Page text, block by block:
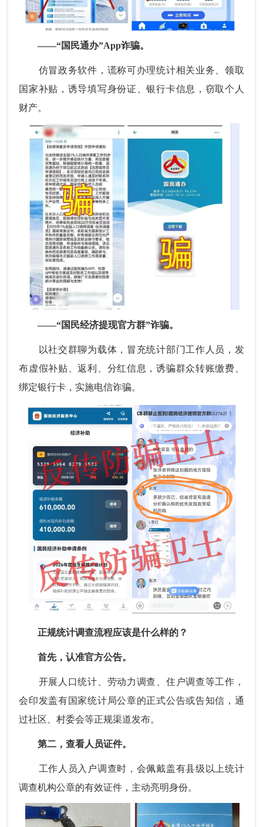
——“国民通办”App诈骗。
仿冒政务软件，谎称可办理统计相关业务、领取
国家补贴，诱导填写身份证、银行卡信息，窃取个人
财产。
——“国民经济提现官方群”诈骗。
以社交群聊为载体，冒充统计部门工作人员，发
布虚假补贴、返利、分红信息，诱骗群众转账缴费、
绑定银行卡，实施电信诈骗。
正规统计调查流程应该是什么样的？
首先，认准官方公告。
开展人口统计、劳动力调查、住户调查等工作，
会印发盖有国家统计局公章的正式公告或告知信，通
过社区、村委会等正规渠道发布。
第二，查看人员证件。
工作人员入户调查时，会佩戴盖有县级以上统计
调查机构公章的有效证件，主动亮明身份。